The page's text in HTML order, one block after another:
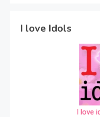
I love Idols
I love